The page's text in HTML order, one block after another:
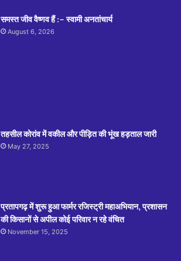
समस्त जीव वैष्णव हैं :– स्वामी अनतांचार्य
August 6, 2026
तहसील कोरांव में वकील और पीड़ित की भूंख हड़ताल जारी
May 27, 2025
प्रतापगढ़ में शुरू हुआ फार्मर रजिस्ट्री महाअभियान, प्रशासन
की किसानों से अपील कोई परिवार न रहे वंचित
November 15, 2025